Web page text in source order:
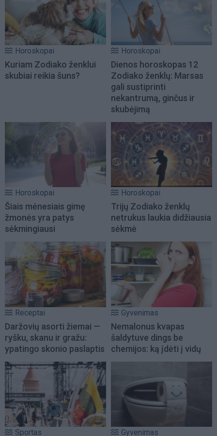
Horoskopai
Kuriam Zodiako ženklui
skubiai reikia šuns?
Horoskopai
Dienos horoskopas 12
Zodiako ženklų: Marsas
gali sustiprinti
nekantrumą, ginčus ir
skubėjimą
Horoskopai
Šiais mėnesiais gimę
žmonės yra patys
sėkmingiausi
Horoskopai
Trijų Zodiako ženklų
netrukus laukia didžiausia
sėkmė
Receptai
Daržovių asorti žiemai —
ryšku, skanu ir gražu:
ypatingo skonio paslaptis
Gyvenimas
Nemalonus kvapas
šaldytuve dings be
chemijos: ką įdėti į vidų
Sportas Gyvenimas